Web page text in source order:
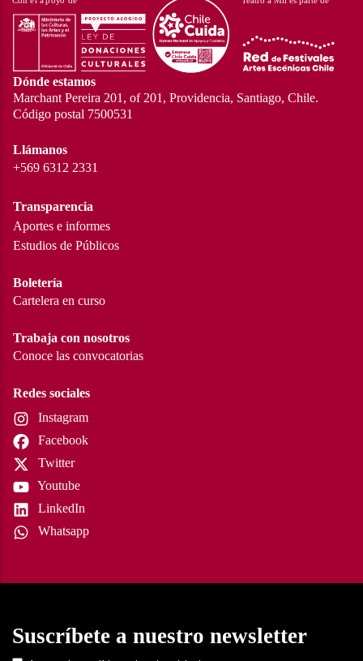
Dónde estamos
Marchant Pereira 201, of 201, Providencia, Santiago, Chile.
Código postal 7500531
Llámanos
+569 6312 2331
Transparencia
Aportes e informes
Estudios de Públicos
Boletería
Cartelera en curso
Trabaja con nosotros
Conoce las convocatorias
Redes sociales
Instagram
Facebook
Twitter
Youtube
LinkedIn
Whatsapp
Suscríbete a nuestro newsletter